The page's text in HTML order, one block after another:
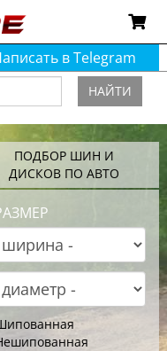
в Telegram
НАЙТИ
ПОДБОР ШИН И
ДИСКОВ ПО АВТО